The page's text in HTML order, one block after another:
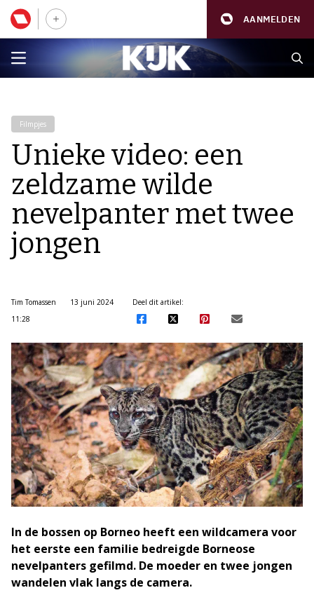
AANMELDEN
Filmpjes
Unieke video: een
zeldzame wilde
nevelpanter met twee
jongen
Tim Tomassen
13 juni 2024
11:28
Deel dit artikel:
In de bossen op Borneo heeft een wildcamera voor
het eerste een familie bedreigde Borneose
nevelpanters gefilmd. De moeder en twee jongen
wandelen vlak langs de camera.